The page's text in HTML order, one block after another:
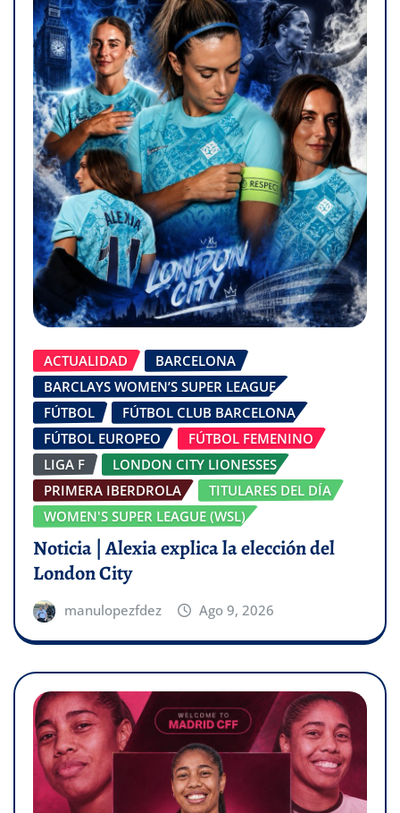
ACTUALIDAD
BARCELONA
BARCLAYS WOMEN’S SUPER LEAGUE
FÚTBOL
FÚTBOL CLUB BARCELONA
FÚTBOL EUROPEO
FÚTBOL FEMENINO
LIGA F
LONDON CITY LIONESSES
PRIMERA IBERDROLA
TITULARES DEL DÍA
WOMEN'S SUPER LEAGUE (WSL)
Noticia | Alexia explica la elección del
London City
manulopezfdez Ago 9, 2026